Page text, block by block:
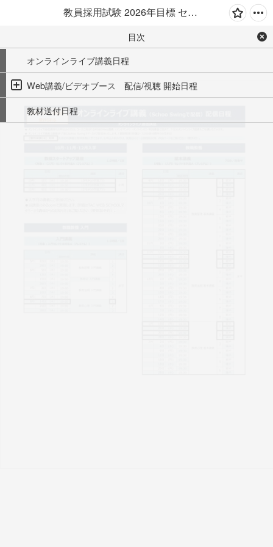
教員採用試験 2026年目標 セレクト本科生 日程表
目次
オンラインライブ講義日程
Web講義/ビデオブース　配信/視聴 開始日程
教材送付日程